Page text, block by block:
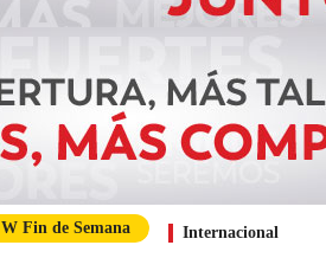
W Fin de Semana Internacional